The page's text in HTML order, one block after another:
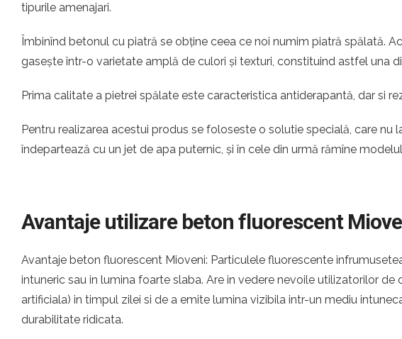
tipurile amenajari.
Îmbinînd betonul cu piatră se obține ceea ce noi numim piatră spălată.
gasește într-o varietate amplă de culori și texturi, constituind astfel una
Prima calitate a pietrei spălate este caracteristica antiderapantă, dar si
Pentru realizarea acestui produs se foloseste o solutie specială, care
îndepartează cu un jet de apa puternic, și în cele din urmă rămîne
Avantaje utilizare beton fluorescent
Avantaje beton fluorescent Mioveni: Particulele fluorescente
intuneric sau in lumina foarte slaba. Are in vedere nevoile utilizatorilor
artificiala) in timpul zilei si de a emite lumina vizibila intr-un mediu
durabilitate ridicata.